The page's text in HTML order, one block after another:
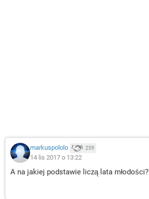
markuspololo 259
14 lis 2017 o 13:22
A na jakiej podstawie liczą lata młodości?